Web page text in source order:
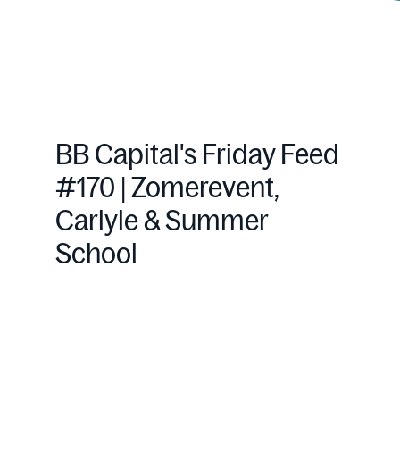
BB Capital's Friday Feed
#170 | Zomerevent,
Carlyle & Summer
School